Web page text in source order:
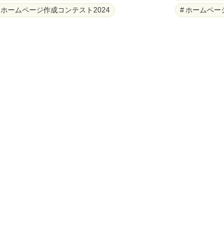
ホームページ作成コンテスト2024 ホームペー